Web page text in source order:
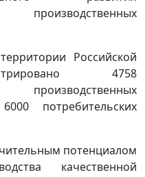
производственных
Российской
4758
производственных
потребительских
потенциалом
качественной